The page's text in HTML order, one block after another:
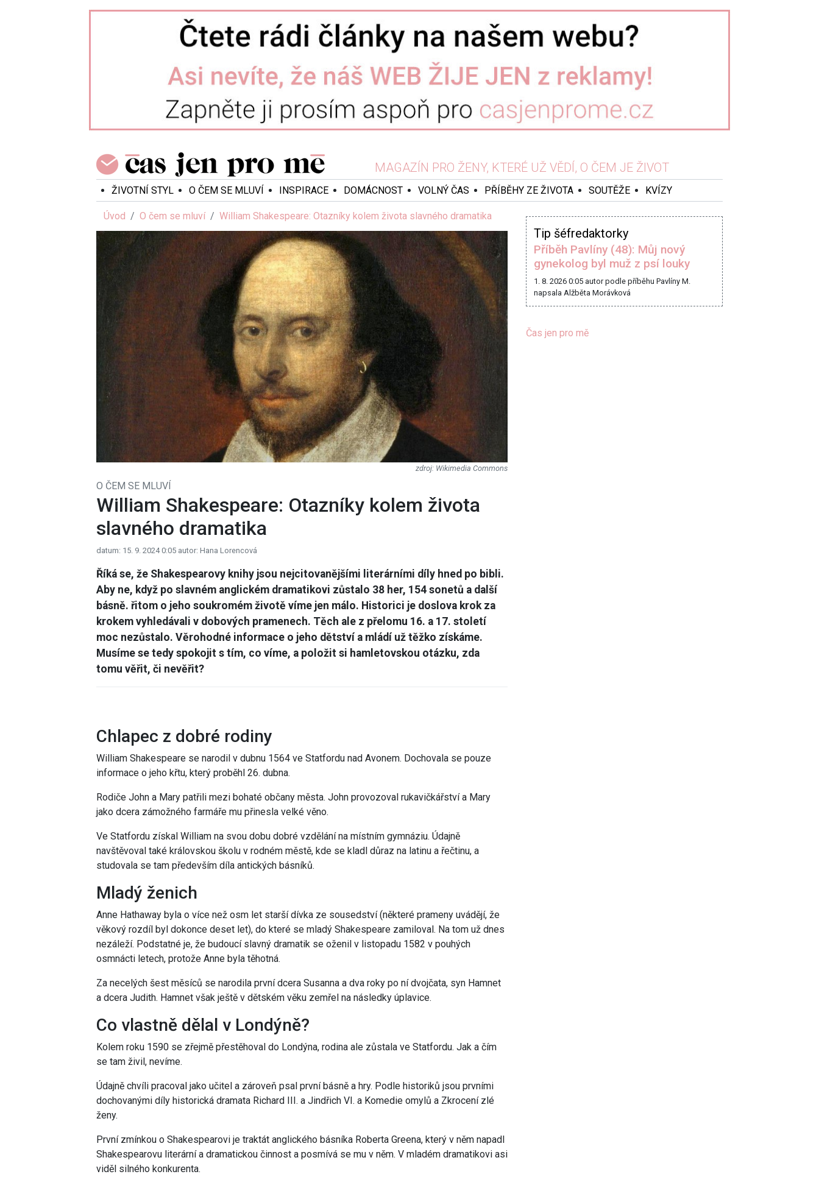
MAGAZÍN PRO ŽENY, KTERÉ UŽ VĚDÍ, O ČEM JE ŽIVOT
ŽIVOTNÍ STYL O ČEM SE MLUVÍ INSPIRACE DOMÁCNOST VOLNÝ ČAS PŘÍBĚHY ZE ŽIVOTA SOUTĚŽE KVÍZY
Úvod O čem se mluví William Shakespeare: Otazníky kolem života slavného dramatika
Wikimedia Commons
O ČEM SE MLUVÍ
William Shakespeare: Otazníky kolem života
slavného dramatika
datum: 15. 9. 2024 0:05 autor: Hana Lorencová
Říká se, že Shakespearovy knihy jsou nejcitovanějšími literárními díly hned po bibli.
Aby ne, když po slavném anglickém dramatikovi zůstalo 38 her, 154 sonetů a další
básně. řitom o jeho soukromém životě víme jen málo. Historici je doslova krok za
krokem vyhledávali v dobových pramenech. Těch ale z přelomu 16. a 17. století
moc nezůstalo. Věrohodné informace o jeho dětství a mládí už těžko získáme.
Musíme se tedy spokojit s tím, co víme, a položit si hamletovskou otázku, zda
tomu věřit, či nevěřit?
Chlapec z dobré rodiny
William Shakespeare se narodil v dubnu 1564 ve Statfordu nad Avonem. Dochovala se pouze
informace o jeho křtu, který proběhl 26. dubna.
Rodiče John a Mary patřili mezi bohaté občany města. John provozoval rukavičkářství a Mary
jako dcera zámožného farmáře mu přinesla velké věno.
Ve Statfordu získal William na svou dobu dobré vzdělání na místním gymnáziu. Údajně
navštěvoval také královskou školu v rodném městě, kde se kladl důraz na latinu a řečtinu, a
studovala se tam především díla antických básníků.
Mladý ženich
Anne Hathaway byla o více než osm let starší dívka ze sousedství (některé prameny uvádějí, že
věkový rozdíl byl dokonce deset let), do které se mladý Shakespeare zamiloval. Na tom už dnes
nezáleží. Podstatné je, že budoucí slavný dramatik se oženil v listopadu 1582 v pouhých
osmnácti letech, protože Anne byla těhotná.
Za necelých šest měsíců se narodila první dcera Susanna a dva roky po ní dvojčata, syn Hamnet
a dcera Judith. Hamnet však ještě v dětském věku zemřel na následky úplavice.
Co vlastně dělal v Londýně?
Kolem roku 1590 se zřejmě přestěhoval do Londýna, rodina ale zůstala ve Statfordu. Jak a čím
se tam živil, nevíme.
Údajně chvíli pracoval jako učitel a zároveň psal první básně a hry. Podle historiků jsou prvními
dochovanými díly historická dramata Richard III. a Jindřich VI. a Komedie omylů a Zkrocení zlé
ženy.
První zmínkou o Shakespearovi je traktát anglického básníka Roberta Greena, který v něm napadl
Shakespearovu literární a dramatickou činnost a posmívá se mu v něm. V mladém dramatikovi asi
viděl silného konkurenta.
Tip šéfredaktorky
Příběh Pavlíny (48): Můj nový
gynekolog byl muž z psí louky
1. 8. 2026 0:05 autor podle příběhu Pavlíny M.
napsala Alžběta Morávková
Čas jen pro mě